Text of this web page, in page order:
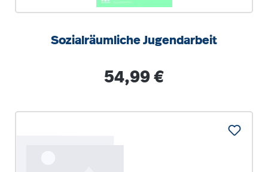
Sozialräumliche Jugendarbeit
Regulärer Preis:
54,99 €